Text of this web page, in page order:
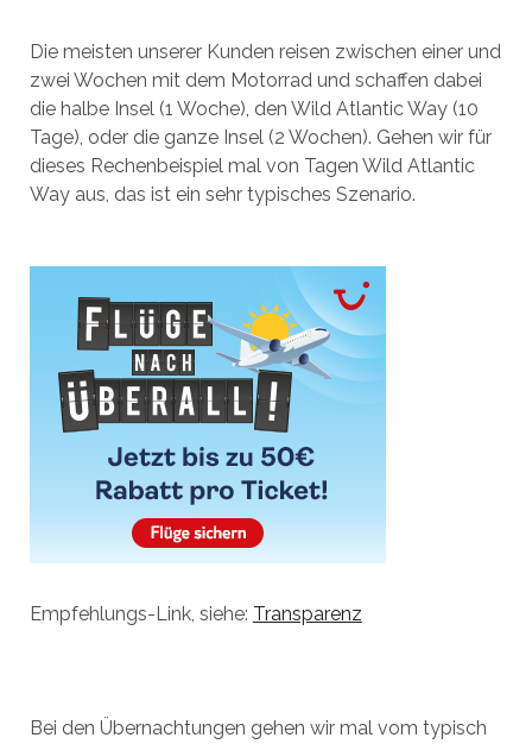
Die meisten unserer Kunden reisen zwischen einer und
zwei Wochen mit dem Motorrad und schaffen dabei
die halbe Insel (1 Woche), den Wild Atlantic Way (10
Tage), oder die ganze Insel (2 Wochen). Gehen wir für
dieses Rechenbeispiel mal von Tagen Wild Atlantic
Way aus, das ist ein sehr typisches Szenario.
Empfehlungs-Link, siehe: Transparenz
Bei den Übernachtungen gehen wir mal vom typisch